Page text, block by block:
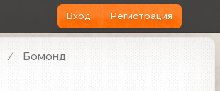
Вход Регистрация
Бомонд